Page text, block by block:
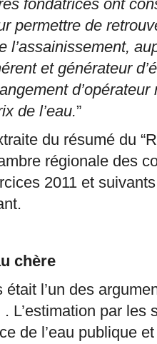
fondatrices ont
permettre de
l’assainissement,
et générateur
de l’eau.”
du résumé du
régionale des
2011 et
chère
l’un des
L’estimation par les
de l’eau publique